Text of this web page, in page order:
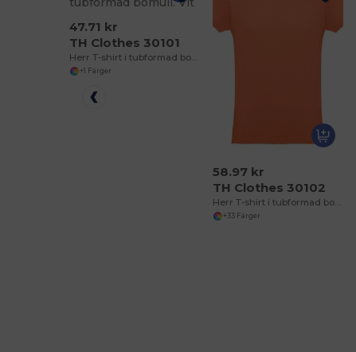
47.71 kr
TH Clothes 30101
+1 Färger
58.97 kr
TH Clothes 30102
Herr T-shirt i tubformad bomull
+33 Färger